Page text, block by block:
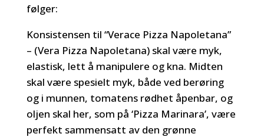
følger:
Konsistensen til “Verace Pizza Napoletana”
– (Vera Pizza Napoletana) skal være myk,
elastisk, lett å manipulere og kna. Midten
skal være spesielt myk, både ved berøring
og i munnen, tomatens rødhet åpenbar, og
oljen skal her, som på ‘Pizza Marinara’, være
perfekt sammensatt av den grønne